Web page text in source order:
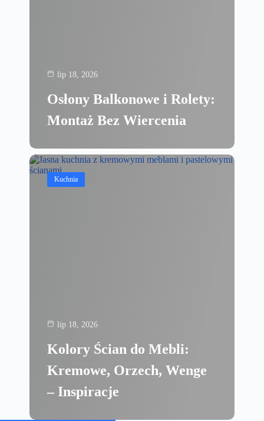
lip 18, 2026
Osłony Balkonowe i Rolety:
Montaż Bez Wiercenia
Kuchnia
lip 18, 2026
Kolory Ścian do Mebli:
Kremowe, Orzech, Wenge
– Inspiracje